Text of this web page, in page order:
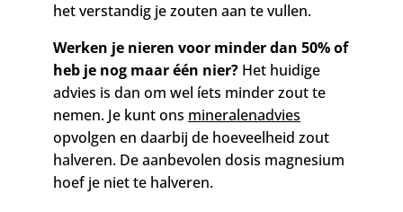
het verstandig je zouten aan te vullen.
Werken je nieren voor minder dan 50% of
heb je nog maar één nier? Het huidige
advies is dan om wel íets minder zout te
nemen. Je kunt ons mineralenadvies
opvolgen en daarbij de hoeveelheid zout
halveren. De aanbevolen dosis magnesium
hoef je niet te halveren.